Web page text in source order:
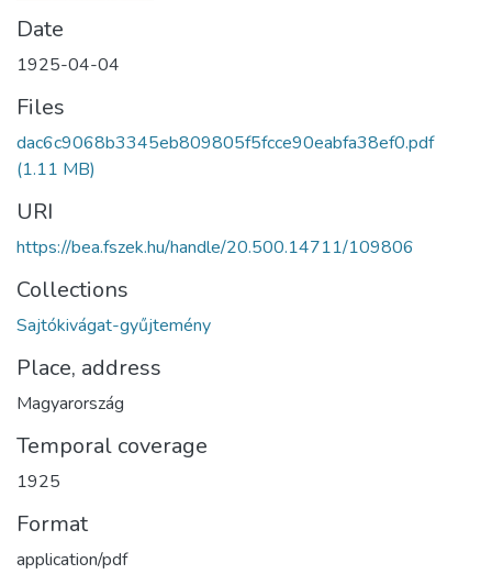
Date
1925-04-04
Files
dac6c9068b3345eb809805f5fcce90eabfa38ef0.pdf
(1.11 MB)
URI
https://bea.fszek.hu/handle/20.500.14711/109806
Collections
Sajtókivágat-gyűjtemény
Place, address
Magyarország
Temporal coverage
1925
Format
application/pdf